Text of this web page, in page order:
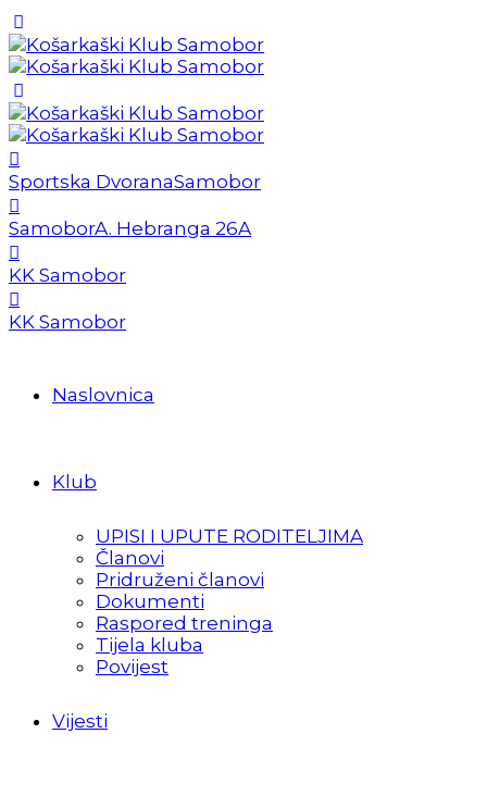
Sportska DvoranaSamobor
SamoborA. Hebranga 26A
KK Samobor
KK Samobor
Naslovnica
Klub
UPISI I UPUTE RODITELJIMA
Članovi
Pridruženi članovi
Dokumenti
Raspored treninga
Tijela kluba
Povijest
Vijesti